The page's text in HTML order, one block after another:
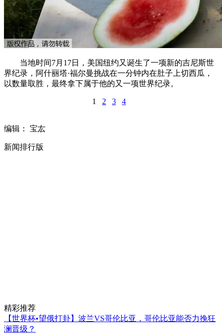
当地时间7月17日，美国纽约又诞生了一项新的吉尼斯世
界纪录，阿什丽塔·福尔曼挑战在一分钟内在肚子上切西瓜，
以数量取胜，最终拿下属于他的又一项世界纪录。
1 2 3 4
编辑： 宝厷
新闻排行版
精彩推荐
【世界杯•望俄打卦】波兰VS哥伦比亚，哥伦比亚能否力挽狂
澜晋级？